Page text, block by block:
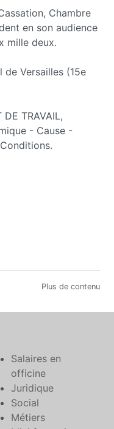
Chambre
en son audience
mille deux.
de Versailles (15e
DE TRAVAIL,
- Cause -
Plus de contenu
Salaires en
officine
Juridique
Social
Métiers